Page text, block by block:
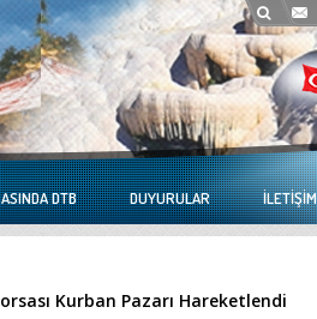
DTB DUYURULAR İLETIŞIM
Kurban Pazarı Hareketlendi